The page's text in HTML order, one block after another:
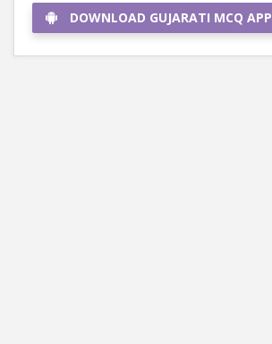
DOWNLOAD GUJARATI MCQ APP